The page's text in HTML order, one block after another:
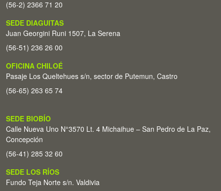
(56-2) 2366 71 20
SEDE DIAGUITAS
Juan Georgini Runi 1507, La Serena
(56-51) 236 26 00
OFICINA CHILOÉ
Pasaje Los Queltehues s/n, sector de Putemun, Castro
(56-65) 263 65 74
SEDE BIOBÍO
Calle Nueva Uno N°3570 Lt. 4 Michaihue – San Pedro de La Paz,
Concepción
(56-41) 285 32 60
SEDE LOS RÍOS
Fundo Teja Norte s/n. Valdivia